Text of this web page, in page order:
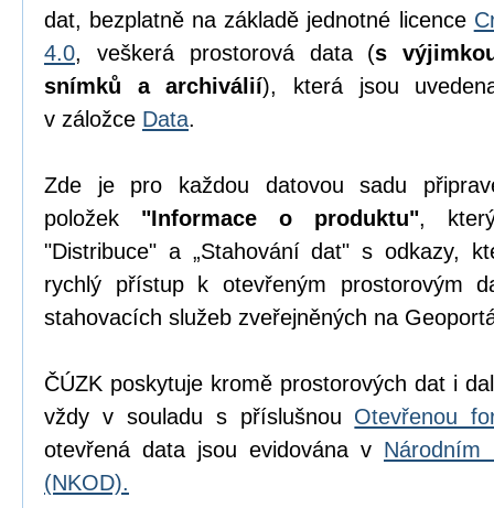
dat, bezplatně na základě jednotné licence
4.0, veškerá prostorová data (s
snímků a archiválií), která jsou
v záložce Data.
Zde je pro každou datovou sadu
položek "Informace o produktu",
"Distribuce" a „Stahování dat" s odkazy,
rychlý přístup k otevřeným prostorovým
stahovacích služeb zveřejněných na
ČÚZK poskytuje kromě prostorových dat i
vždy v souladu s příslušnou Otevřenou
otevřená data jsou evidována v Národním
(NKOD).